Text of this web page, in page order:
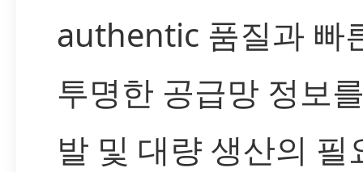
authentic 품질과 빠
투명한 공급망 정보
발 및 대량 생산의 필